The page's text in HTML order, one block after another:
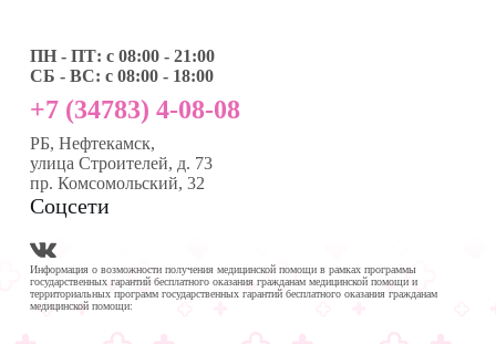
ПН - ПТ: с 08:00 - 21:00
СБ - ВС: с 08:00 - 18:00
+7 (34783) 4-08-08
РБ, Нефтекамск,
улица Строителей, д. 73
пр. Комсомольский, 32
Соцсети
Информация о возможности получения медицинской помощи в рамках программы
государственных гарантий бесплатного оказания гражданам медицинской помощи и
территориальных программ государственных гарантий бесплатного оказания гражданам
медицинской помощи: